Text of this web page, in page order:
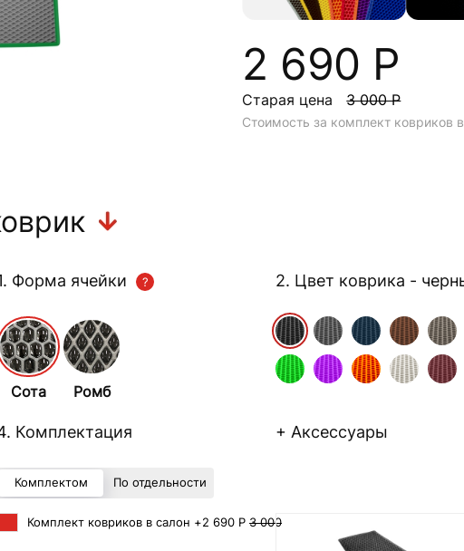
2 690 Р
Старая цена 3 000 Р
Стоимость за комплект ковриков
Форма ячейки
Сота Ромб
2. Цвет коврика -
Комплектация
Комплектом По отдельности
Комплект ковриков в салон +2 690 Р 3 000
+ Аксессуары